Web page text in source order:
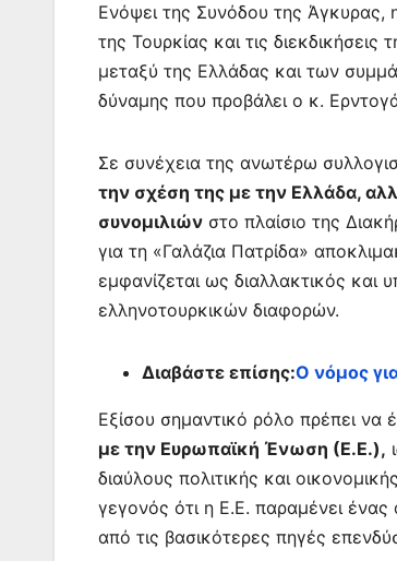
Ενόψει της Συνόδου της Άγκυρας,
της Τουρκίας και τις
μεταξύ της Ελλάδας και των
δύναμης που προβάλει ο κ.
Σε συνέχεια της ανωτέρω
την σχέση της με την Ελλάδα,
συνομιλιών στο πλαίσιο της
για τη «Γαλάζια Πατρίδα»
εμφανίζεται ως διαλλακτικός και
ελληνοτουρκικών διαφορών.
Διαβάστε επίσης:Ο νόμος
Εξίσου σημαντικό ρόλο πρέπει να
με την Ευρωπαϊκή Ένωση (Ε.Ε.),
διαύλους πολιτικής και
γεγονός ότι η Ε.Ε. παραμένει ένας
από τις βασικότερες πηγές